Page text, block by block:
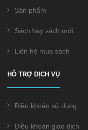
Sản phẩm
Sách hay sách mới
Liên hệ mua sách
HỖ TRỢ DỊCH VỤ
Điều khoản sử dụng
Điều khoản giao dịch